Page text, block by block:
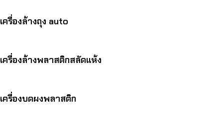
เครื่องล้างถุง auto
เครื่องล้างพลาสติกสลัดแห้ง
เครื่องบดผงพลาสติก